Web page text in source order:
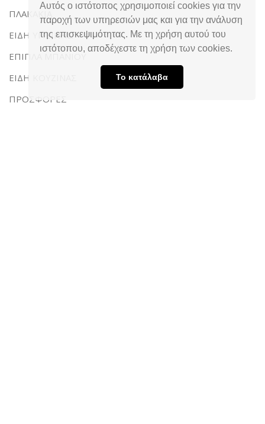
Αυτός ο ιστότοπος χρησιμοποιεί cookies για την
παροχή των υπηρεσιών μας και για την ανάλυση
της επισκεψιμότητας. Με τη χρήση αυτού του
ιστότοπου, αποδέχεστε τη χρήση των cookies.
Το κατάλαβα
ΠΛΑΚΑΚΙΑ
ΕΙΔΗ ΥΓΙΕΙΝΗΣ
ΕΠΙΠΛΑ ΜΠΑΝΙΟΥ
ΕΙΔΗ ΚΟΥΖΙΝΑΣ
ΠΡΟΣΦΟΡΕΣ